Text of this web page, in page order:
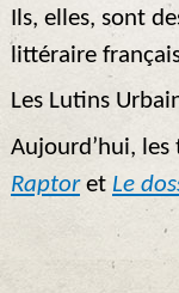
Ils, elles, sont
littéraire
Les Lutins
Aujourd’hui,
Raptoret Le